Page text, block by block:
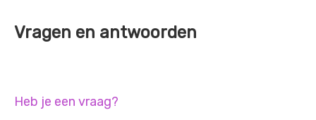
Vragen en antwoorden
Heb je een vraag?